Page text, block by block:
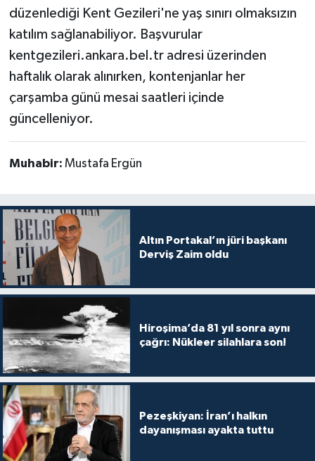
düzenlediği Kent Gezileri'ne yaş sınırı olmaksızın
katılım sağlanabiliyor. Başvurular
kentgezileri.ankara.bel.tr adresi üzerinden
haftalık olarak alınırken, kontenjanlar her
çarşamba günü mesai saatleri içinde
güncelleniyor.
Muhabir: Mustafa Ergün
Altın Portakal’ın jüri başkanı
Derviş Zaim oldu
Hiroşima’da 81 yıl sonra aynı
çağrı: Nükleer silahlara son!
Pezeşkiyan: İran’ı halkın
dayanışması ayakta tuttu